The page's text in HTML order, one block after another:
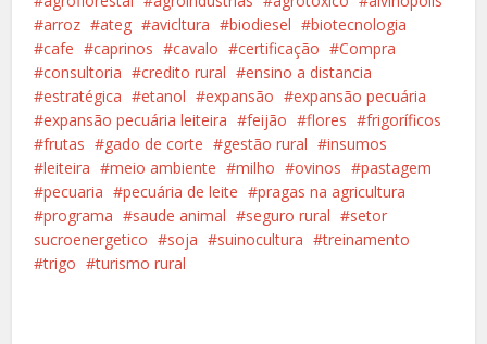
arroz
ateg avicltura biodiesel
biotecnologia
cafe
caprinos cavalo certificação
Compra
consultoria
credito rural
ensino a distancia
estratégica
etanol expansão
expansão pecuária
expansão pecuária leiteira
feijão flores
frigoríficos
frutas
gado de corte gestão rural
insumos
leiteira
meio ambiente milho ovinos
pastagem
pecuaria
pecuária de leite
pragas na agricultura
programa
saude animal seguro rural
setor
sucroenergetico
soja suinocultura
treinamento
trigo
turismo rural